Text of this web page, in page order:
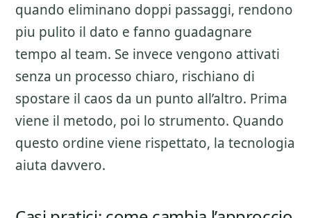
quando eliminano doppi passaggi, rendono
piu pulito il dato e fanno guadagnare
tempo al team. Se invece vengono attivati
senza un processo chiaro, rischiano di
spostare il caos da un punto all’altro. Prima
viene il metodo, poi lo strumento. Quando
questo ordine viene rispettato, la tecnologia
aiuta davvero.